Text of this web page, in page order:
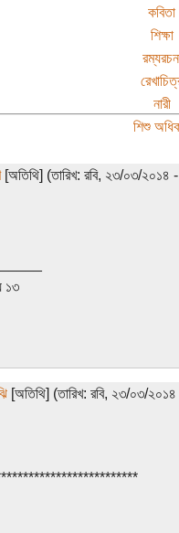
কবিতা
শিক্ষা
নারী
শিশু
[অতিথি] (তারিখ: রবি, ২৩/০৩/২০১৪ -
১৩
[অতিথি] (তারিখ: রবি, ২৩/০৩/২০১৪